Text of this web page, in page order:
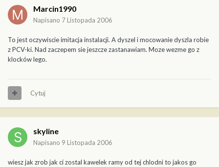
Marcin1990
Napisano 7 Listopada 2006
To jest oczywiscie imitacja instalacji. A dyszel i mocowanie dyszla robie
z PCV-ki. Nad zaczepem sie jeszcze zastanawiam. Moze wezme go z
klocków lego.
Cytuj
skyline
Napisano 9 Listopada 2006
wiesz jak zrob jak ci zostal kawelek ramy od tej chlodni to jakos go